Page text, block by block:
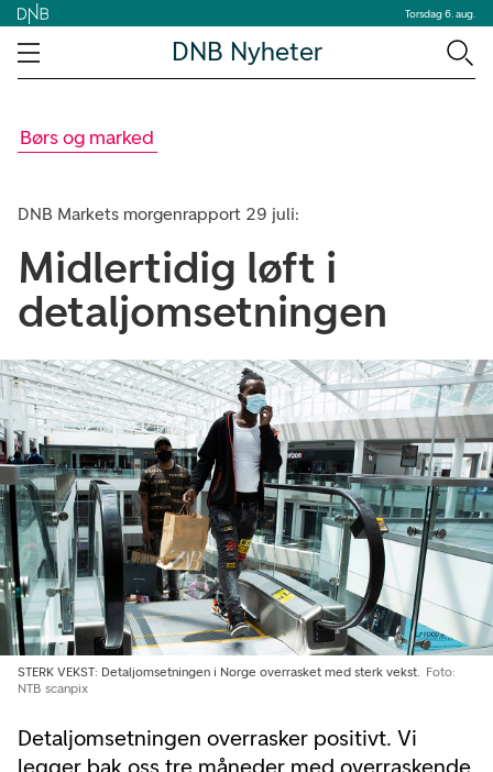
Torsdag 6. aug.
DNB Nyheter
Børs og marked
DNB Markets morgenrapport 29 juli:
Midlertidig løft i
detaljomsetningen
Detaljomsetningen overrasker positivt. Vi
legger bak oss tre måneder med overraskende
STERK VEKST: Detaljomsetningen i Norge overrasket med sterk vekst.
Foto:
NTB scanpix